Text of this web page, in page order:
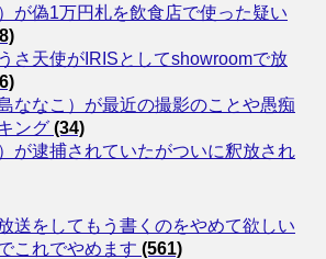
が偽1万円札を飲食店で使った疑い
さ天使がIRISとしてshowroomで放
ななこ）が最近の撮影のことや愚痴
ング (34)
が逮捕されていたがついに釈放され
送をしてもう書くのをやめて欲しい
これでやめます (561)